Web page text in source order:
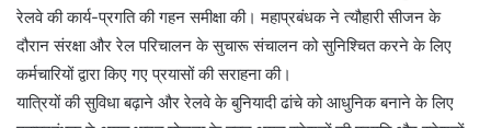
रेलवे की कार्य-प्रगति की गहन समीक्षा की। महाप्रबंधक ने त्यौहारी सीजन के
दौरान संरक्षा और रेल परिचालन के सुचारू संचालन को सुनिश्चित करने के लिए
कर्मचारियों द्वारा किए गए प्रयासों की सराहना की।
यात्रियों की सुविधा बढ़ाने और रेलवे के बुनियादी ढांचे को आधुनिक बनाने के लिए